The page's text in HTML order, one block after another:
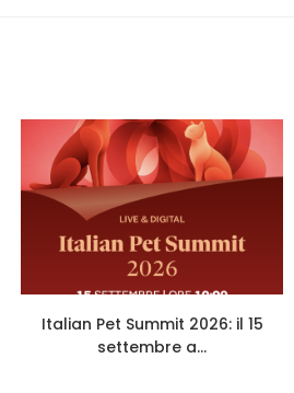
Italian Pet Summit 2026: il 15
settembre a...